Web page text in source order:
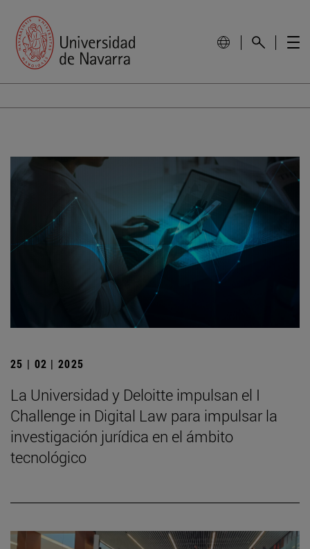
25 | 02 | 2025
La Universidad y Deloitte impulsan el I
Challenge in Digital Law para impulsar la
investigación jurídica en el ámbito
tecnológico